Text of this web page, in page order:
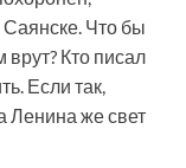
Что бы
Кто писал
Если так,
Ленина же свет